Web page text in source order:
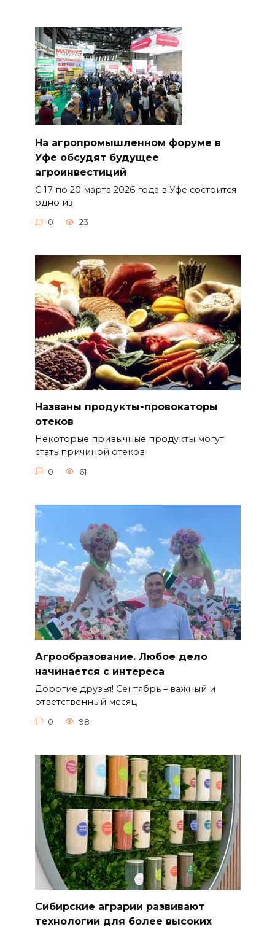
На агропромышленном форуме в
Уфе обсудят будущее
агроинвестиций
С 17 по 20 марта 2026 года в Уфе состоится
одно из
0 23
Названы продукты-провокаторы
отеков
Некоторые привычные продукты могут
стать причиной отеков
0 61
Агрообразование. Любое дело
начинается с интереса
Дорогие друзья! Сентябрь – важный и
ответственный месяц
0 98
Сибирские аграрии развивают
технологии для более высоких